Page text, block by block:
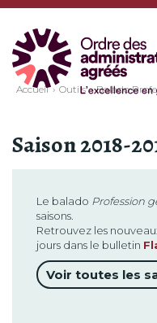
Accueil Outils Balado
Saison 2018-
Le balado Profession
saisons.
Retrouvez les
jours dans le bulletin
Voir toutes les